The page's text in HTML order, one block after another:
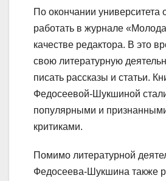
По окончании университета
работать в журнале
качестве редактора. В это
свою литературную
писать рассказы и статьи.
Федосеевой-Шукшиной
популярными и
критиками.
Помимо литературной
Федосеева-Шукшина также